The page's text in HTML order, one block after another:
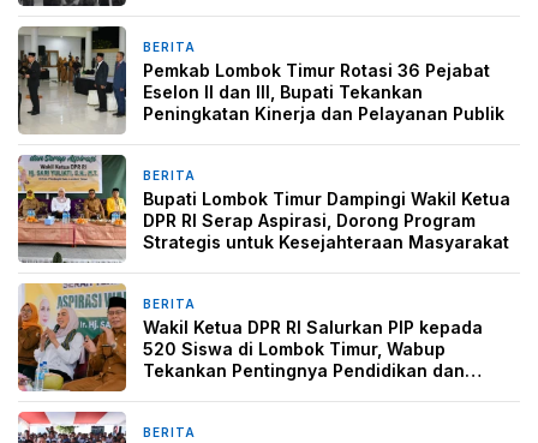
BERITA
Pemkab Lombok Timur Rotasi 36 Pejabat
Eselon II dan III, Bupati Tekankan
Peningkatan Kinerja dan Pelayanan Publik
BERITA
Bupati Lombok Timur Dampingi Wakil Ketua
DPR RI Serap Aspirasi, Dorong Program
Strategis untuk Kesejahteraan Masyarakat
BERITA
Wakil Ketua DPR RI Salurkan PIP kepada
520 Siswa di Lombok Timur, Wabup
Tekankan Pentingnya Pendidikan dan
BERITA